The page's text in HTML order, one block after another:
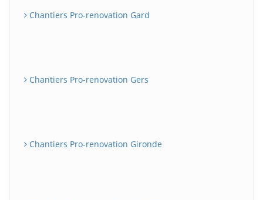
Chantiers Pro-renovation Gard
Chantiers Pro-renovation Gers
Chantiers Pro-renovation Gironde